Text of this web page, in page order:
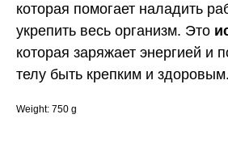
которая помогает наладить
укрепить весь организм. Это
которая заряжает энергией и
телу быть крепким и здоровым.
Weight: 750 g